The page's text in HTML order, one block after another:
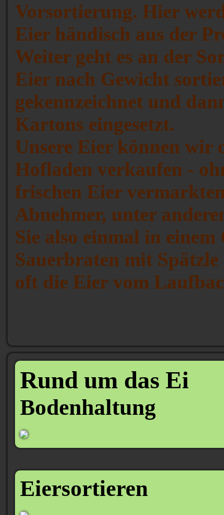
Vorsortierung. Hier
Eier händisch aus der
Weiter geht es an der
Eier nach Gewicht
gekennzeichnet und
Kartons eingesetzt.
Unsere Eier können wir
Hofladen verkaufen -
frischen Eier
Abnehmer, unter
Sie also einmal in
Sauerbraten mit
oft die Eier vom
Rund um das Ei
Bodenhaltung
Eiersortieren